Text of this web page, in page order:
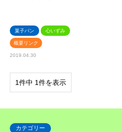
菓子パン 心いずみ
概要リンク
2019.04.30
1件中 1件を表示
カテゴリー